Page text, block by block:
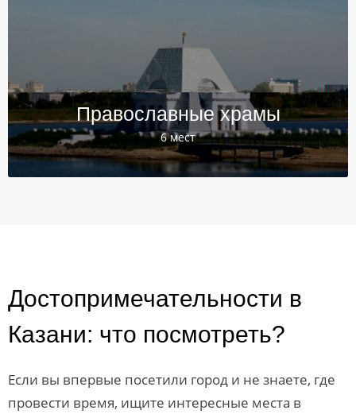
Православные храмы
6 мест
Достопримечательности в
Казани: что посмотреть?
Если вы впервые посетили город и не знаете, где
провести время, ищите интересные места в